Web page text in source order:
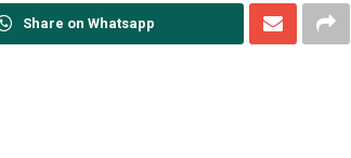
Share on Whatsapp